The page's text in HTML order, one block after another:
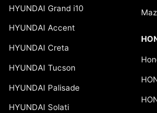
HYUNDAI Grand i10
HYUNDAI Accent
HYUNDAI Creta
HYUNDAI Tucson
HYUNDAI Palisade
HYUNDAI Solati